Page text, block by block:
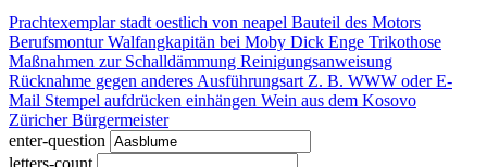
Prachtexemplarstadt oestlich von neapel Bauteil des Motors
BerufsmonturWalfangkapitän bei Moby Dick Enge Trikothose
Maßnahmen zur Schalldämmung Reinigungsanweisung
Rücknahme gegen anderesAusführungsartZ. B. WWW oder E-
Mail Stempel aufdrücken einhängen Wein aus dem Kosovo
Züricher Bürgermeister
enter-question